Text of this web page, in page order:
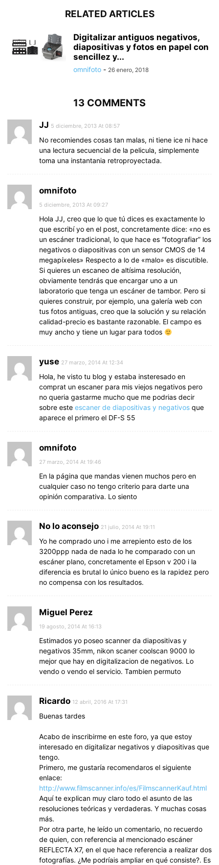
RELATED ARTICLES
Digitalizar antiguos negativos,
diapositivas y fotos en papel con
sencillez y...
omnifoto - 26 enero, 2018
13 COMMENTS
JJ 5 diciembre, 2013 At 08:57
No recomiendes cosas tan malas, ni tiene ice ni hace
una lectura secuencial de la pelicula, simplemente
toma una instantania retroproyectada.
omnifoto
5 diciembre, 2013 At 09:27
Hola JJ, creo que lo que tú dices es exactamente lo
que escribí yo en el post, concretamente dice: «no es
un escáner tradicional, lo que hace es “fotografiar” los
negativos o diapositivas con un sensor CMOS de 14
megapíxeles» Respecto a lo de «malo» es discutible.
Si quieres un escaneo de altísima resolución,
obviamente tendrás que encargar uno a un
laboratorio que tenga un escáner de tambor. Pero si
quieres construir, por ejemplo, una galería web con
tus fotos antiguas, creo que la solución y su relación
calidad-precio es bastante razonable. El campo es
muy ancho y tiene un lugar para todos
yuse 27 marzo, 2014 At 12:34
Hola, he visto tu blog y estaba insteresado en
comprat un escaner para mis viejos negativos pero
no queria gastarme mucho que me podrias decir
sobre este escaner de diapositivas y negativos que
aparece el primero el DF-S 55
omnifoto
27 marzo, 2014 At 19:46
En la página que mandas vienen muchos pero en
cualquier caso no tengo criterio para darte una
opinión comparativa. Lo siento
No lo aconsejo 21 julio, 2014 At 19:11
Yo he comprado uno i me arrepiento esto de los
3200ppp nada de nada lo he comparado con un
escáner plano, concretamente el Epson v 200 i la
diferencia es brutal lo único bueno es la rapidez pero
no compensa con los resultados.
Miguel Perez
19 agosto, 2014 At 16:13
Estimados yo poseo scanner da diapositivas y
negativos 35mm, nikon scaner coolscan 9000 lo
mejor que hay en digitalizacion de negativos. Lo
vendo o vendo el servicio. Tambien permuto
Ricardo 12 abril, 2016 At 17:31
Buenas tardes
Acabo de inscribirme en este foro, ya que estoy
interesado en digitalizar negativos y diapositivas que
tengo.
Primero, me gustaría recomendaros el siguiente
enlace:
http://www.filmscanner.info/es/FilmscannerKauf.html
Aquí te explican muy claro todo el asunto de las
resoluciones teóricas y verdaderas. Y muchas cosas
más.
Por otra parte, he leído un comentario, no recuerdo
de quien, con referencia al mencionado escáner
REFLECTA X7, en el que hace referencia a realizar dos
fotografías. ¿Me podríais ampliar en qué consiste?. Es